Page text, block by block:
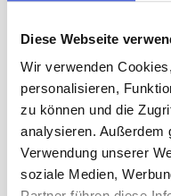
Diese Webseite
Wir verwenden
personalisieren,
zu können und die
analysieren. Außerdem
Verwendung unserer
soziale Medien,
Kantonsfahne Zürich
Kantonsfahne Bern
Kantonsfahne St. Gallen
Kantonsfahne Graubünden
Kantonsfahne Luzern
Kantonsfahne Thurgau